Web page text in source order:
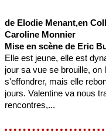
de Elodie Menant,en
Caroline Monnier
Mise en scène de Eric
Elle est jeune, elle est
jour sa vue se brouille, on
s'effondrer, mais elle
jours. Valentine va nous
rencontres,...